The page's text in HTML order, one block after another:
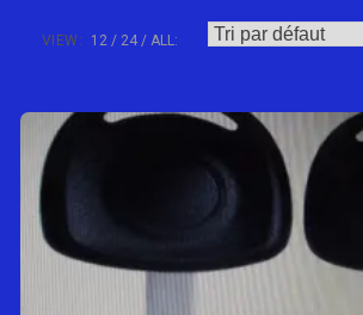
VIEW: 12 24 ALL: